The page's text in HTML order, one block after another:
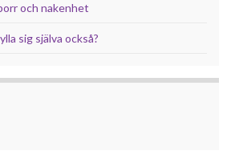
och nakenhet
sig själva också?